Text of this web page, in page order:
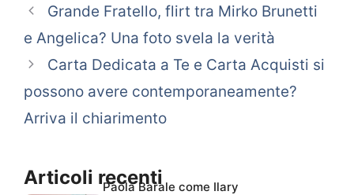
Grande Fratello, flirt tra Mirko Brunetti
e Angelica? Una foto svela la verità
Carta Dedicata a Te e Carta Acquisti si
possono avere contemporaneamente?
Arriva il chiarimento
Articoli recentiPaola Barale come Ilary